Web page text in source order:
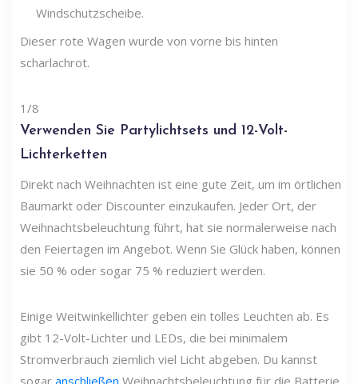
Dieser rote Wagen wurde von vorne bis hinten
scharlachrot.
1/8
Verwenden Sie Partylichtsets und 12-Volt-
Lichterketten
Direkt nach Weihnachten ist eine gute Zeit, um im örtlichen
Baumarkt oder Discounter einzukaufen. Jeder Ort, der
Weihnachtsbeleuchtung führt, hat sie normalerweise nach
den Feiertagen im Angebot. Wenn Sie Glück haben, können
sie 50 % oder sogar 75 % reduziert werden.
Einige Weitwinkellichter geben ein tolles Leuchten ab. Es
gibt 12-Volt-Lichter und LEDs, die bei minimalem
Stromverbrauch ziemlich viel Licht abgeben. Du kannst
sogar anschließen Weihnachtsbeleuchtung für die Batterie